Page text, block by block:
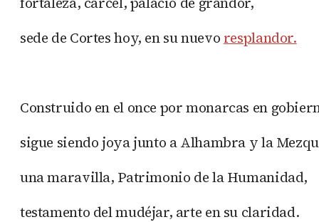
sede de Cortes hoy, en su nuevo resplandor.
Construido en el once por monarcas en
sigue siendo joya junto a Alhambra y la
una maravilla, Patrimonio de la Humanidad,
testamento del mudéjar, arte en su claridad.